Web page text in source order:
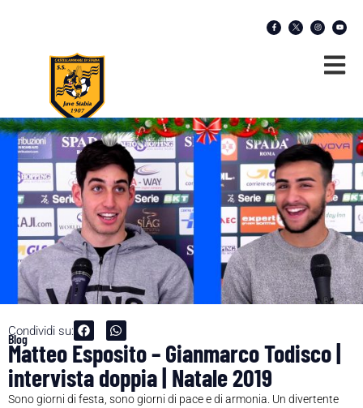
Condividi su:
Blog
Matteo Esposito – Gianmarco Todisco |
intervista doppia | Natale 2019
Sono giorni di festa, sono giorni di pace e di armonia. Un divertente